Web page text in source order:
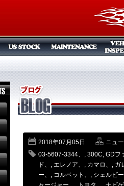
2018年07月05日
ニュ
03-5607-3344、 , 300C, GDフ
ド、 , エレノア、 , カマロ、 , ガ
ー、 , コルベット、 , シェルビ